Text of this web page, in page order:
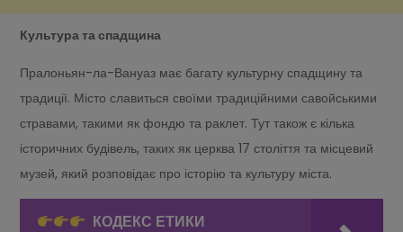
Культура та спадщина
Пралоньян-ла-Вануаз має багату культурну спадщину та
традиції. Місто славиться своїми традиційними савойськими
стравами, такими як фондю та раклет. Тут також є кілька
історичних будівель, таких як церква 17 століття та місцевий
музей, який розповідає про історію та культуру міста.
КОДЕКС ЕТИКИ